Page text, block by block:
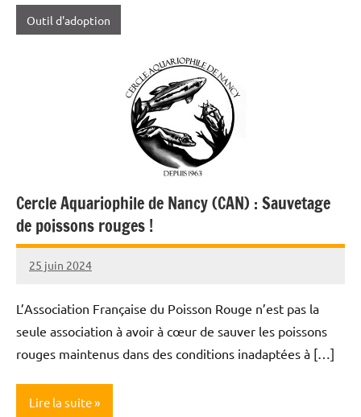
Outil d'adoption
Cercle Aquariophile de Nancy (CAN) : Sauvetage
de poissons rouges !
25 juin 2024
Nicolas
L’Association Française du Poisson Rouge n’est pas la
seule association à avoir à cœur de sauver les poissons
rouges maintenus dans des conditions inadaptées à […]
Lire la suite